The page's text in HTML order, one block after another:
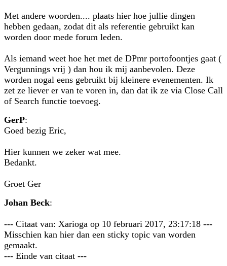
Met andere woorden.... plaats hier hoe jullie dingen
hebben gedaan, zodat dit als referentie gebruikt kan
worden door mede forum leden.
Als iemand weet hoe het met de DPmr portofoontjes gaat (
Vergunnings vrij ) dan hou ik mij aanbevolen. Deze
worden nogal eens gebruikt bij kleinere evenementen. Ik
zet ze liever er van te voren in, dan dat ik ze via Close Call
of Search functie toevoeg.
GerP:
Goed bezig Eric,
Hier kunnen we zeker wat mee.
Bedankt.
Groet Ger
Johan Beck:
--- Citaat van: Xarioga op 10 februari 2017, 23:17:18 ---
Misschien kan hier dan een sticky topic van worden
gemaakt.
--- Einde van citaat ---